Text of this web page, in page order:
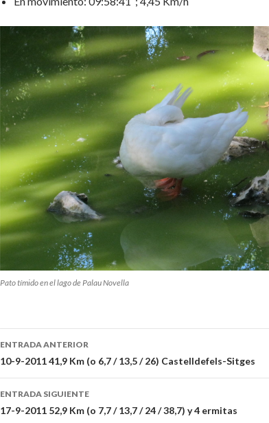
Pato tímido en el lago de Palau Novella
Ir
a
la
entrada
ENTRADA ANTERIOR
10-9-2011 41,9 Km (o 6,7 / 13,5 / 26) Castelldefels-Sitges
ENTRADA SIGUIENTE
17-9-2011 52,9 Km (o 7,7 / 13,7 / 24 / 38,7) y 4 ermitas